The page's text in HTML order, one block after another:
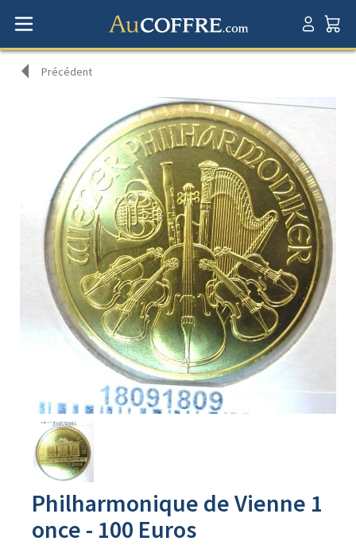
Précédent
Avers
produit
Philharmonique de Vienne 1
once - 100 Euros